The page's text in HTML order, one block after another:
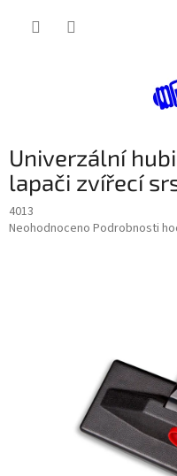
Univerzální
lapači zvířecí
4013
Průměrné
Neohodnoceno Podrobnosti